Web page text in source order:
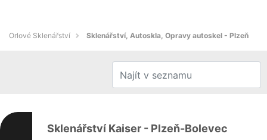
Orlové Sklenářství Sklenářství, Autoskla, Opravy autoskel - Plzeň
Sklenářství Kaiser - Plzeň-Bolevec